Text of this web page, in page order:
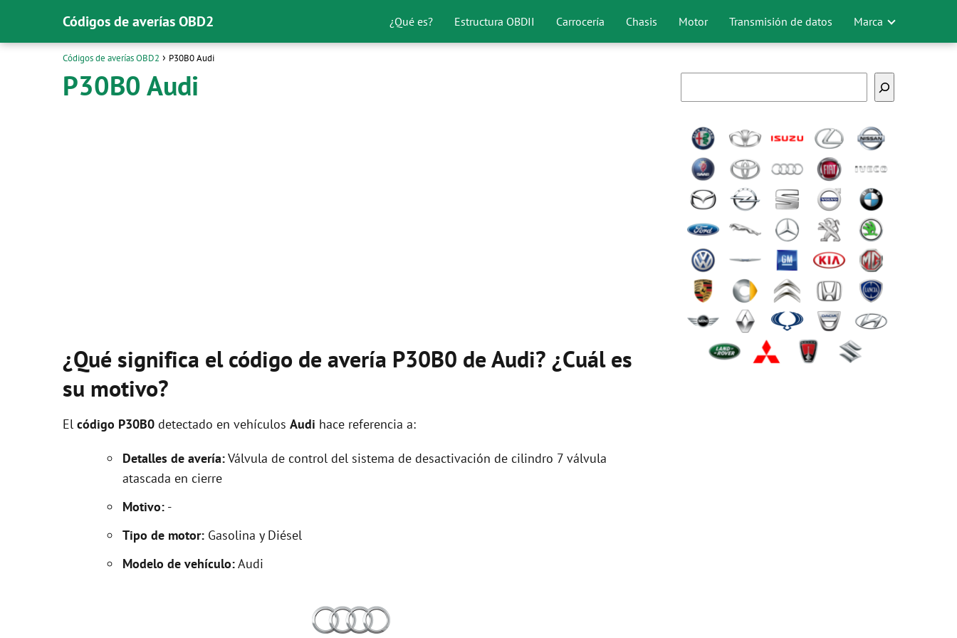
Códigos de averías OBD2 ¿Qué es? Estructura OBDII Carrocería Chasis Motor Transmisión de datos Marca
Códigos de averías OBD2 P30B0 Audi
P30B0 Audi
¿Qué significa el código de avería P30B0 de Audi? ¿Cuál es
su motivo?
El código P30B0 detectado en vehículos Audi hace referencia a:
Detalles de avería:Válvula de control del sistema de desactivación de cilindro 7 válvula
atascada en cierre
Motivo: -
Tipo de motor: Gasolina y Diésel
Modelo de vehículo:Audi